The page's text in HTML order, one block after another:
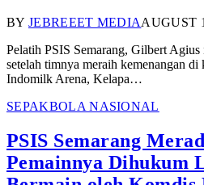
BY JEBREEET MEDIAAUGUST
Pelatih PSIS Semarang, Gilbert Agius
setelah timnya meraih kemenangan
Indomilk Arena, Kelapa…
SEPAKBOLA NASIONAL
PSIS Semarang
Pemainnya Dihukum